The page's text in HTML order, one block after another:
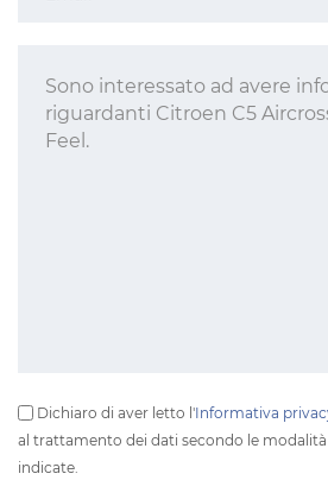
Dichiaro di aver letto l'Informativa
al trattamento dei dati secondo le modalità
indicate.